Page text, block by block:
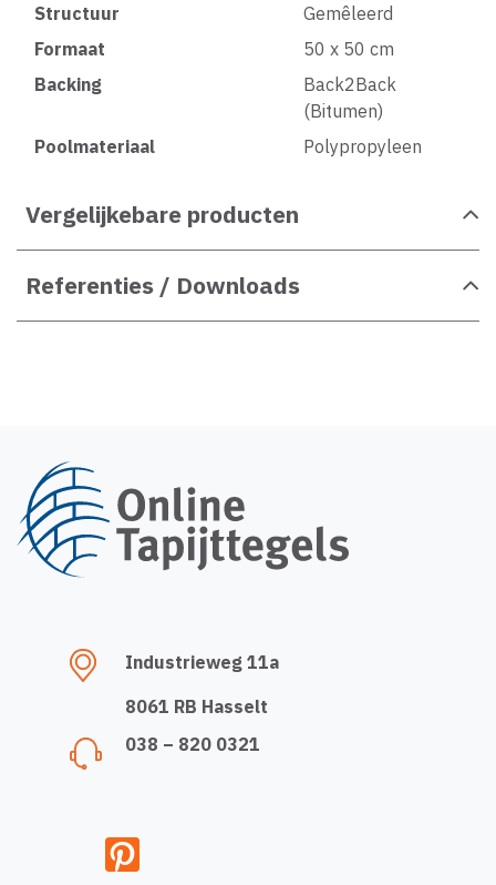
Structuur
Gemêleerd
Formaat
50 x 50 cm
Backing
Back2Back
(Bitumen)
Poolmateriaal
Polypropyleen
Vergelijkebare producten
Referenties / Downloads
Industrieweg 11a
8061 RB Hasselt
038 – 820 0321